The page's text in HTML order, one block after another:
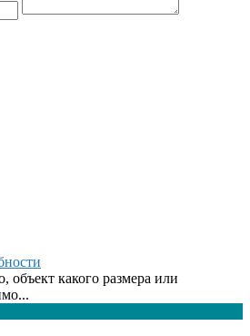
объект какого размера или